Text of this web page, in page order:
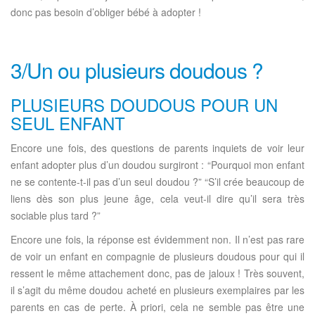
donc pas besoin d’obliger bébé à adopter !
3/Un ou plusieurs doudous ?
PLUSIEURS DOUDOUS POUR UN
SEUL ENFANT
Encore une fois, des questions de parents inquiets de voir leur
enfant adopter plus d’un doudou surgiront : “Pourquoi mon enfant
ne se contente-t-il pas d’un seul doudou ?” “S’il crée beaucoup de
liens dès son plus jeune âge, cela veut-il dire qu’il sera très
sociable plus tard ?”
Encore une fois, la réponse est évidemment non. Il n’est pas rare
de voir un enfant en compagnie de plusieurs doudous pour qui il
ressent le même attachement donc, pas de jaloux ! Très souvent,
il s’agit du même doudou acheté en plusieurs exemplaires par les
parents en cas de perte. À priori, cela ne semble pas être une